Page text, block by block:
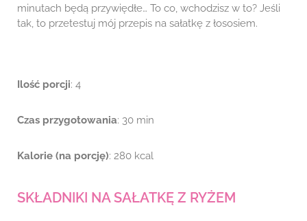
minutach będą przywiędłe… To co, wchodzisz w to? Jeśli
tak, to przetestuj mój przepis na sałatkę z łososiem.
Ilość porcji: 4
Czas przygotowania: 30 min
Kalorie (na porcję): 280 kcal
SKŁADNIKI NA SAŁATKĘ Z RYŻEM